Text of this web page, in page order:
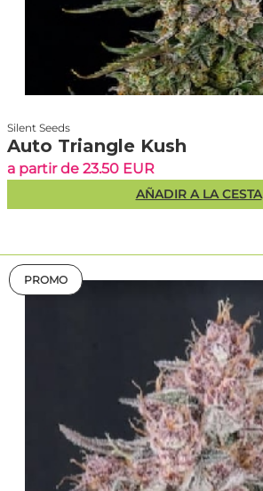
Silent Seeds
Auto Triangle Kush
a partir de 23.50 EUR
AÑADIR A LA CESTA
PROMO